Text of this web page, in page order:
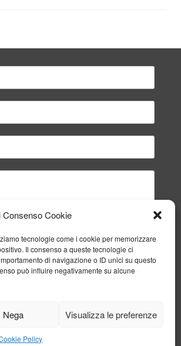
Cookie
tecnologie come i cookie per memorizzare
Il consenso a queste tecnologie ci
di navigazione o ID unici su questo
può influire negativamente su alcune
Nega Visualizza le preferenze
Policy